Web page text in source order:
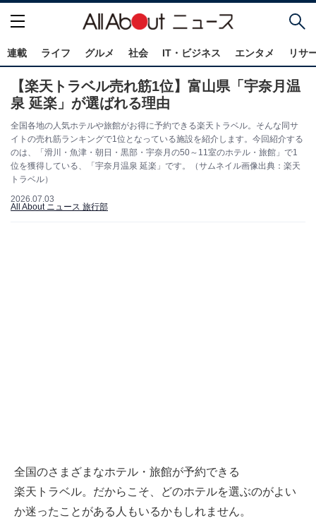
連載 ライフ グルメ 社会 IT・ビジネス エンタメ リサ
【楽天トラベル売れ筋1位】富山県「宇奈月温
泉 延楽」が選ばれる理由
全国各地の人気ホテルや旅館がお得に予約できる楽天トラベル。そんな同サ
イトの売れ筋ランキングで1位となっている施設を紹介します。今回紹介する
のは、「滑川・魚津・朝日・黒部・宇奈月の50～11室のホテル・旅館」で1
位を獲得している、「宇奈月温泉 延楽」です。（サムネイル画像出典：楽天
トラベル）
2026.07.03
All About ニュース 旅行部
全国のさまざまなホテル・旅館が予約できる
楽天トラベル。だからこそ、どのホテルを選ぶのがよい
か迷ったことがある人もいるかもしれません。